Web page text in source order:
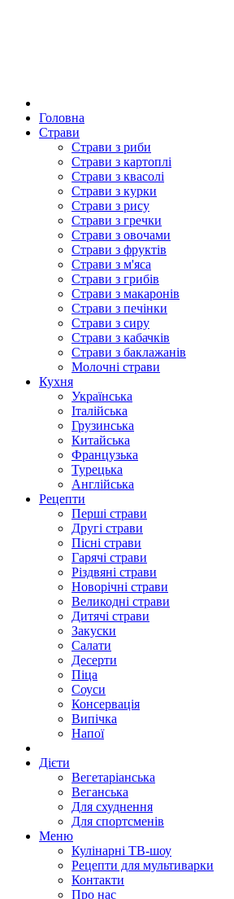
Головна
Страви
Страви з риби
Страви з картоплі
Страви з квасолі
Страви з курки
Страви з рису
Страви з гречки
Страви з овочами
Страви з фруктів
Страви з м'яса
Страви з грибів
Страви з макаронів
Страви з печінки
Страви з сиру
Страви з кабачків
Страви з баклажанів
Молочні страви
Кухня
Українська
Італійська
Грузинська
Китайська
Французька
Турецька
Англійська
Рецепти
Перші страви
Другі страви
Пісні страви
Гарячі страви
Різдвяні страви
Новорічні страви
Великодні страви
Дитячі страви
Закуски
Салати
Десерти
Піца
Соуси
Консервація
Випічка
Напої
Дієти
Вегетаріанська
Веганська
Для схуднення
Для спортсменів
Меню
Кулінарні ТВ-шоу
Рецепти для мультиварки
Контакти
Про нас